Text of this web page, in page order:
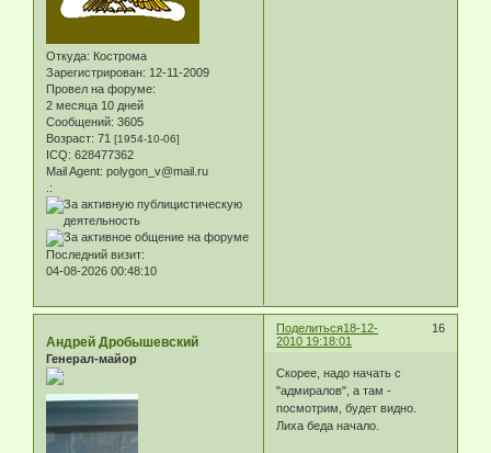
Откуда: Кострома
Зарегистрирован: 12-11-2009
Провел на форуме:
2 месяца 10 дней
Сообщений: 3605
Возраст: 71 [1954-10-06]
ICQ: 628477362
Mail Agent: polygon_v@mail.ru
.:
Последний визит:
04-08-2026 00:48:10
Поделиться 16
18-12-
2010 19:18:01
Андрей Дробышевский
Генерал-майор
Скорее, надо начать с
"адмиралов", а там -
посмотрим, будет видно.
Лиха беда начало.